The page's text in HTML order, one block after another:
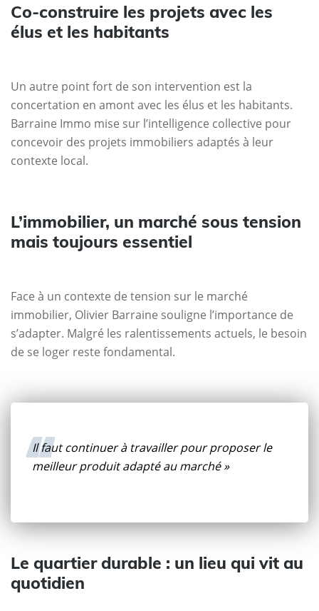
Co-construire les projets avec les
élus et les habitants
Un autre point fort de son intervention est la
concertation en amont avec les élus et les habitants.
Barraine Immo mise sur l’intelligence collective pour
concevoir des projets immobiliers adaptés à leur
contexte local.
L’immobilier, un marché sous tension
mais toujours essentiel
Face à un contexte de tension sur le marché
immobilier, Olivier Barraine souligne l’importance de
s’adapter. Malgré les ralentissements actuels, le besoin
de se loger reste fondamental.
Il faut continuer à travailler pour proposer le
meilleur produit adapté au marché »
Le quartier durable : un lieu qui vit au
quotidien